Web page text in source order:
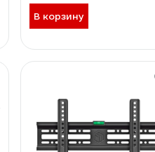
В корзину